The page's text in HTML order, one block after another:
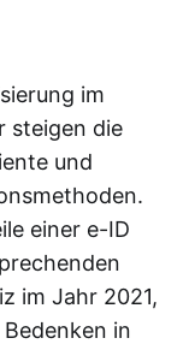
im
steigen die
und
einer e-ID
im Jahr 2021,
in